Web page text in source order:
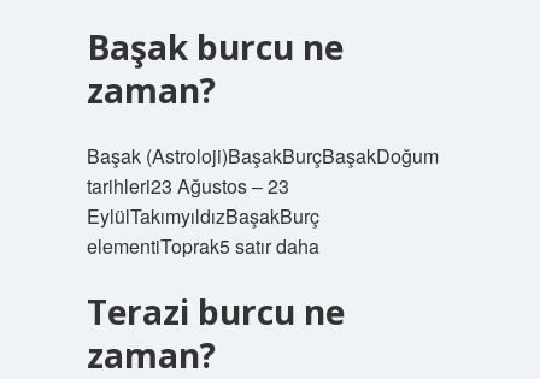
Başak burcu ne
zaman?
Başak (Astroloji)BaşakBurçBaşakDoğum
tarihleri23 Ağustos – 23
EylülTakımyıldızBaşakBurç
elementiToprak5 satır daha
Terazi burcu ne
zaman?